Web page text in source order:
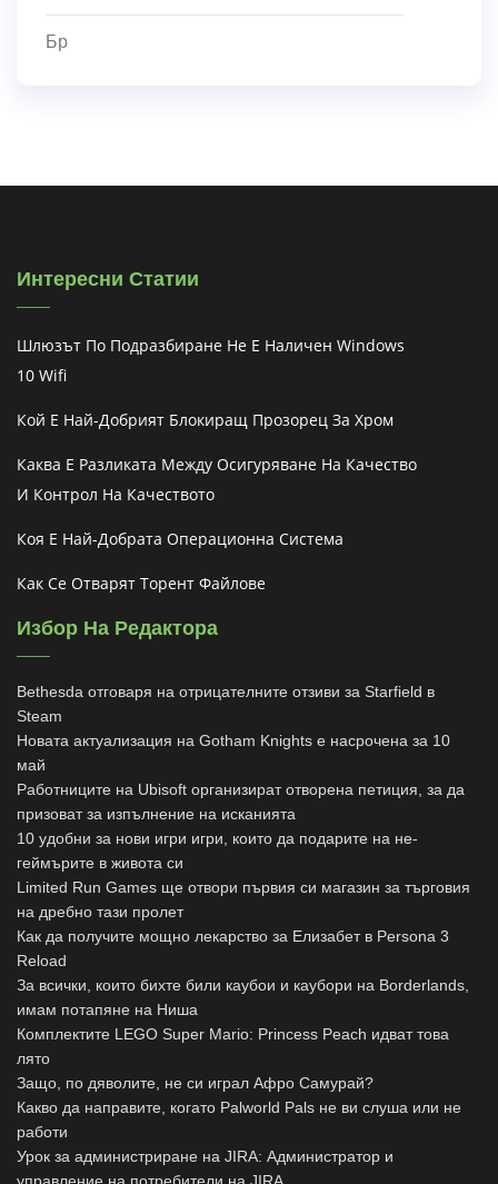
Бр
Интересни Статии
Шлюзът По Подразбиране Не Е Наличен Windows
10 Wifi
Кой Е Най-Добрият Блокиращ Прозорец За Хром
Каква Е Разликата Между Осигуряване На Качество
И Контрол На Качеството
Коя Е Най-Добрата Операционна Система
Как Се Отварят Торент Файлове
Избор На Редактора
Bethesda отговаря на отрицателните отзиви за Starfield в
Steam
Новата актуализация на Gotham Knights е насрочена за 10
май
Работниците на Ubisoft организират отворена петиция, за да
призоват за изпълнение на исканията
10 удобни за нови игри игри, които да подарите на не-
геймърите в живота си
Limited Run Games ще отвори първия си магазин за търговия
на дребно тази пролет
Как да получите мощно лекарство за Елизабет в Persona 3
Reload
За всички, които бихте били каубои и каубори на Borderlands,
имам потапяне на Ниша
Комплектите LEGO Super Mario: Princess Peach идват това
лято
Защо, по дяволите, не си играл Афро Самурай?
Какво да направите, когато Palworld Pals не ви слуша или не
работи
Урок за администриране на JIRA: Администратор и